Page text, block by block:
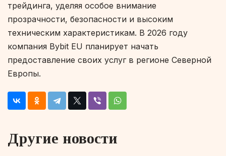
трейдинга, уделяя особое внимание
прозрачности, безопасности и высоким
техническим характеристикам. В 2026 году
компания Bybit EU планирует начать
предоставление своих услуг в регионе Северной
Европы.
Другие новости